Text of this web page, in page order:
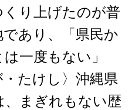
くり上げたのが普
あり、「県民か
一度もない」
・たけし〉沖縄県
、まぎれもない歴